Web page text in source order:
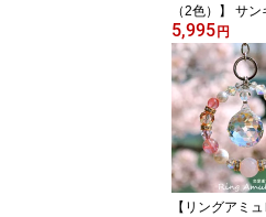
（2色）】 サ
ャー 北欧 雑貨
ル 置物 置き型
小物 玄関 デス
貨 木製 インテ
植物 フェイク
スタンド ガラ
れ かわいい 誕
ゼント ギフト
い 新築祝い 開
5,995 円
【リングアミ